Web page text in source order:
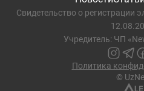
Свидетельство о регистрации
Учредитель: ЧП
Политика
©